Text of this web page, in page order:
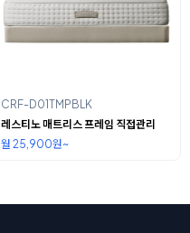
CRF-D01TMPBLK
레스티노 매트리스 프레임 직접관리
월 25,900원~